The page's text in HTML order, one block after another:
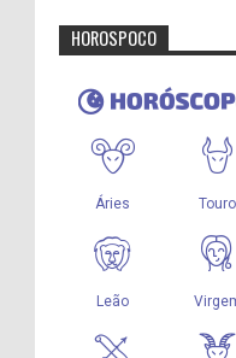
HOROSPOCO